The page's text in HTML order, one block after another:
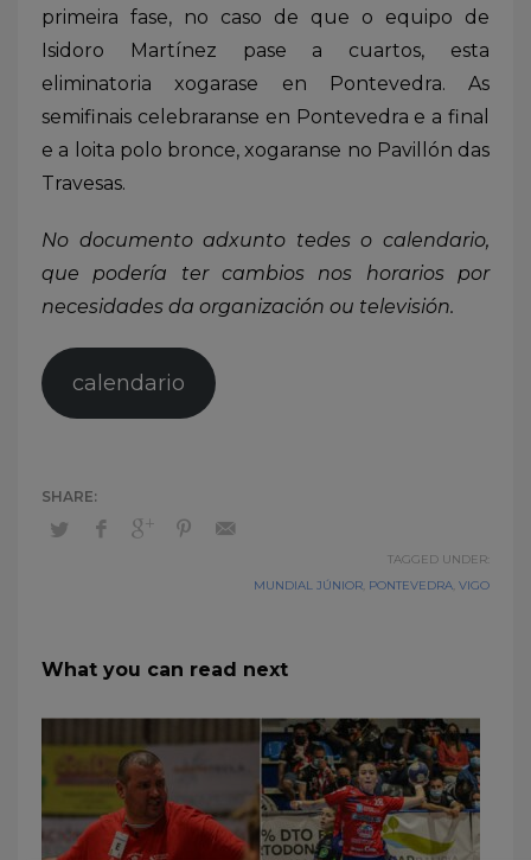
primeira fase, no caso de que o equipo de
Isidoro Martínez pase a cuartos, esta
eliminatoria xogarase en Pontevedra. As
semifinais celebraranse en Pontevedra e a final
e a loita polo bronce, xogaranse no Pavillón das
Travesas.
No documento adxunto tedes o calendario,
que podería ter cambios nos horarios por
necesidades da organización ou televisión.
calendario
TAGGED UNDER:
MUNDIAL JÚNIOR PONTEVEDRA VIGO
What you can read next